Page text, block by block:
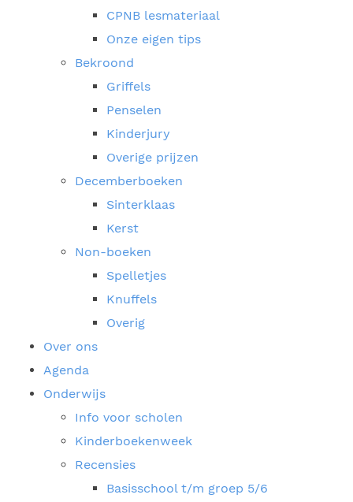
CPNB lesmateriaal
Onze eigen tips
Bekroond
Griffels
Penselen
Kinderjury
Overige prijzen
Decemberboeken
Sinterklaas
Kerst
Non-boeken
Spelletjes
Knuffels
Overig
Over ons
Agenda
Onderwijs
Info voor scholen
Kinderboekenweek
Recensies
Basisschool t/m groep 5/6